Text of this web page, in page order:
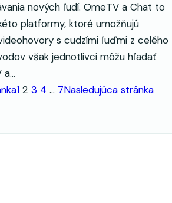
nových ľudí. OmeTV a Chat to
platformy, ktoré umožňujú
s cudzími ľuďmi z celého
však jednotlivci môžu hľadať
a…
1 2 3 4 … 7Nasledujúca stránka